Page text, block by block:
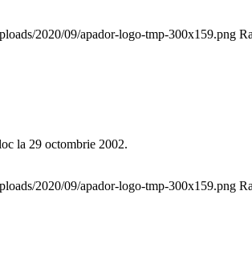
2020/09/apador-logo-tmp-300x159.png
la 29 octombrie 2002.
2020/09/apador-logo-tmp-300x159.png